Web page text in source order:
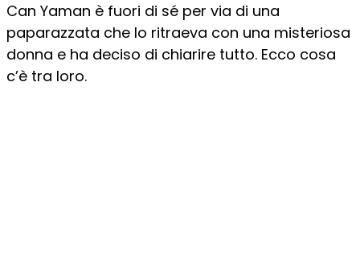
Can Yaman è fuori di sé per via di una
paparazzata che lo ritraeva con una misteriosa
donna e ha deciso di chiarire tutto. Ecco cosa
c’è tra loro.